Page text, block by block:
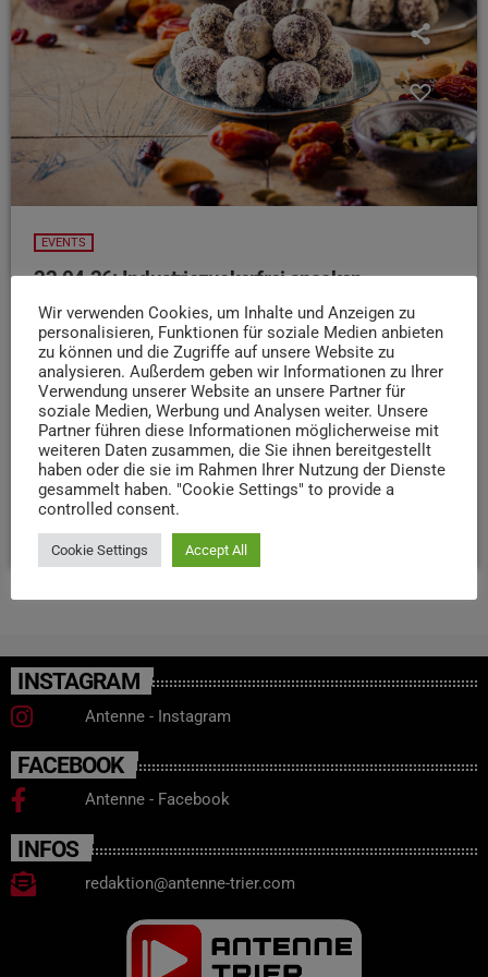
EVENTS
22.04.26: Industriezuckerfrei snacken –
Workshop in Hannahs Kreativcafé
Naschkatzen aufgepasst!
Heute ab 18:30 Uhr
könnt ihr in Hannahs Kreativcafé und Conceptstore
gesunde, industriezuckerfreie, vegane und glutenfreie
Snacks ganz einfach selbst herstellen! Ebenso lernt ihr
einiges darüber, wie Zucker in eurem Körper wirkt, wie ihr
Heißhungerattacken vermeidet und welche entscheidende
Rolle Fette und Öle in der Ernährung spielen.
INSTAGRAM
Antenne - Instagram
FACEBOOK
Antenne - Facebook
INFOS
redaktion@antenne-trier.com
Wir verwenden Cookies, um Inhalte und Anzeigen zu
personalisieren, Funktionen für soziale Medien anbieten
zu können und die Zugriffe auf unsere Website zu
analysieren. Außerdem geben wir Informationen zu Ihrer
Verwendung unserer Website an unsere Partner für
soziale Medien, Werbung und Analysen weiter. Unsere
Partner führen diese Informationen möglicherweise mit
weiteren Daten zusammen, die Sie ihnen bereitgestellt
haben oder die sie im Rahmen Ihrer Nutzung der Dienste
gesammelt haben. "Cookie Settings" to provide a
controlled consent.
Cookie Settings Accept All